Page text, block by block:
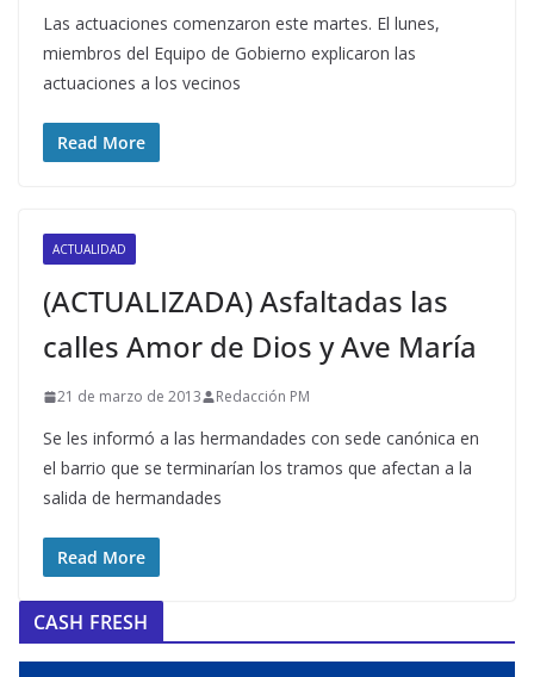
Las actuaciones comenzaron este martes. El lunes,
miembros del Equipo de Gobierno explicaron las
actuaciones a los vecinos
Read More
ACTUALIDAD
(ACTUALIZADA) Asfaltadas las
calles Amor de Dios y Ave María
21 de marzo de 2013 Redacción PM
Se les informó a las hermandades con sede canónica en
el barrio que se terminarían los tramos que afectan a la
salida de hermandades
Read More
CASH FRESH